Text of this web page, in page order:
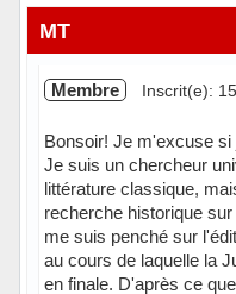
MT
Membre Inscrit(e):
Bonsoir! Je m'excuse
Je suis un chercheur
littérature classique,
recherche historique
me suis penché sur
au cours de laquelle la
en finale. D'après ce